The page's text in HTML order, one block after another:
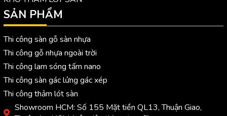
SẢN PHẨM
Thi công sàn gỗ sàn nhựa
Thi công gỗ nhựa ngoài trời
Thi công lam sóng tấm nano
Thi công sàn gác lửng gác xép
Thi công thảm lót sàn
Showroom HCM: Số 155 Mặt tiền QL13, Thuận Giao,